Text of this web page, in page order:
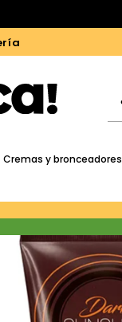
Cremas y bronceadores